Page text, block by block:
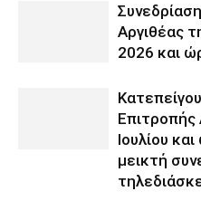
Αργιθέας
2026 και
Επιτροπής
Ιουλίου
μεικτή